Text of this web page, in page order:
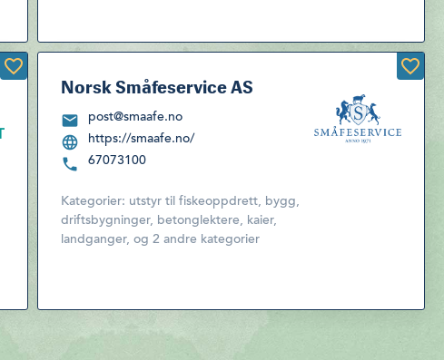
Norsk Småfeservice AS
post@smaafe.no
https://smaafe.no/
67073100
Kategorier: utstyr til fiskeoppdrett, bygg,
driftsbygninger, betonglektere, kaier,
landganger, og 2 andre kategorier